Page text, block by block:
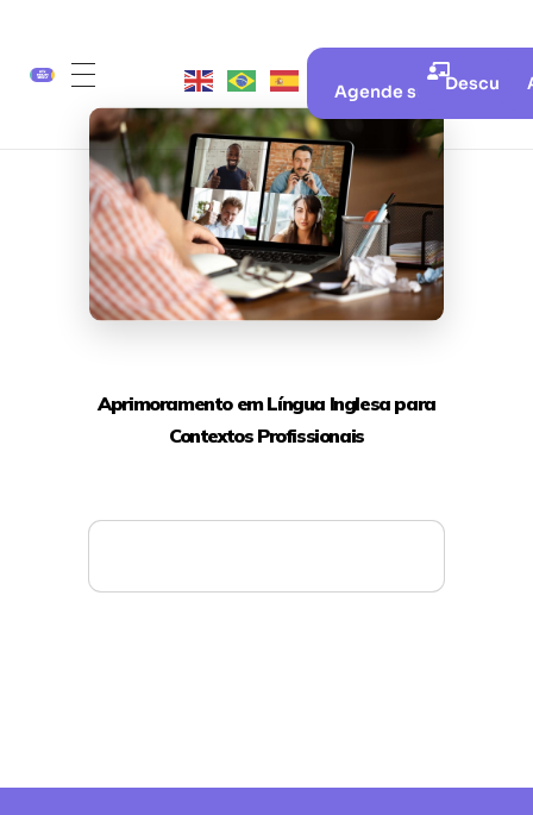
Agende sua aulaDescubra
Aprimoramento em Língua Inglesa para
Contextos Profissionais